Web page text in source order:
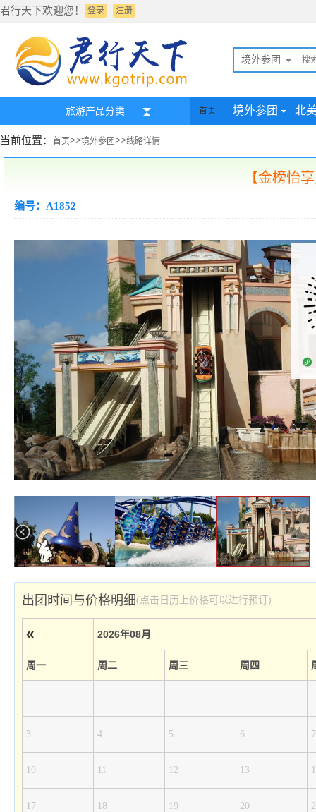
君行天下欢迎您！ 登录 |
注册
境外参团
旅游产品分类 首页 境外参团 北
当前位置： 首页>>境外参团>>线路详情
【金榜怡
编号：A1852
出团时间与价格明细(点击日历上价格可以进行预订)
« 2026年08月
周一 周二 周三 周四
3 4 5 6 7
10 11 12 13
17 18 19 20